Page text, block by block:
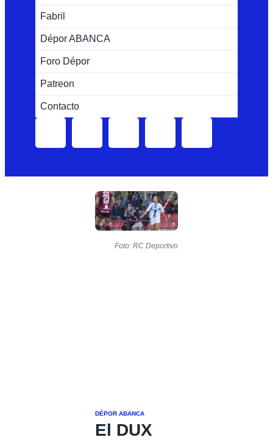
Fabril
Dépor ABANCA
Foro Dépor
Patreon
Contacto
Foto: RC Deportivo
DÉPOR ABANCA
El DUX